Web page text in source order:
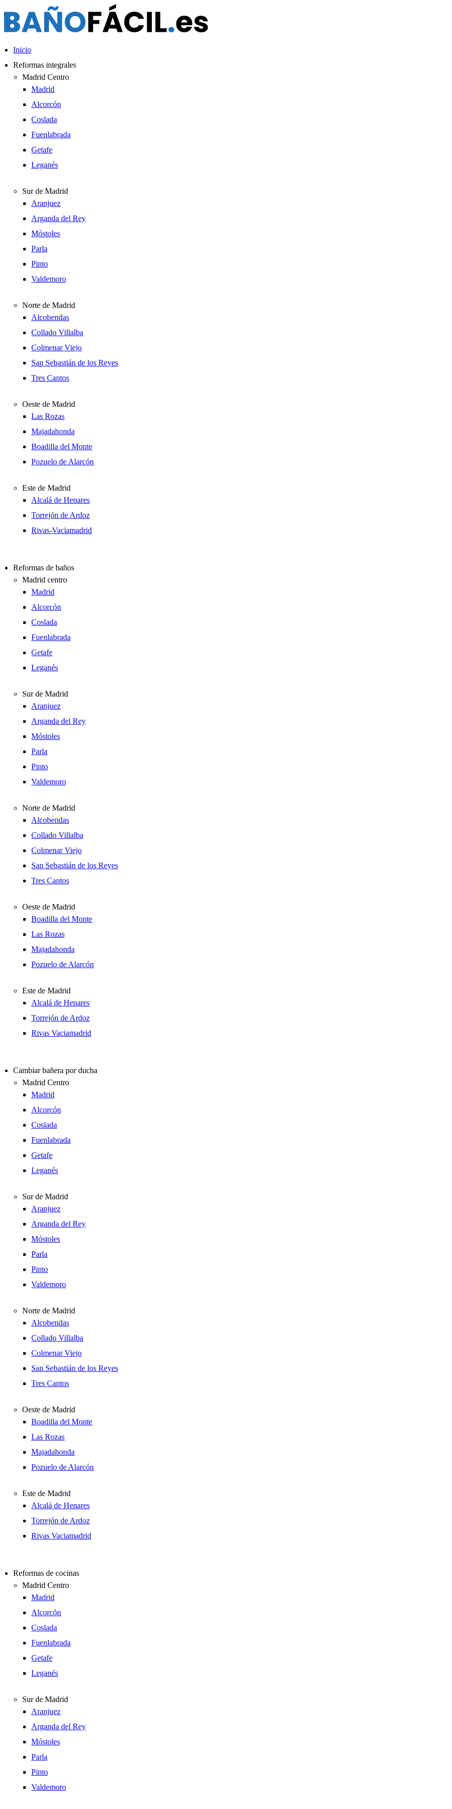
contenido
Inicio
Reformas integrales
Madrid Centro
Madrid
Alcorcón
Coslada
Fuenlabrada
Getafe
Leganés
Sur de Madrid
Aranjuez
Arganda del Rey
Móstoles
Parla
Pinto
Valdemoro
Norte de Madrid
Alcobendas
Collado Villalba
Colmenar Viejo
San Sebastián de los Reyes
Tres Cantos
Oeste de Madrid
Las Rozas
Majadahonda
Boadilla del Monte
Pozuelo de Alarcón
Este de Madrid
Alcalá de Henares
Torrejón de Ardoz
Rivas-Vaciamadrid
Reformas de baños
Madrid centro
Madrid
Alcorcón
Coslada
Fuenlabrada
Getafe
Leganés
Sur de Madrid
Aranjuez
Arganda del Rey
Móstoles
Parla
Pinto
Valdemoro
Norte de Madrid
Alcobendas
Collado Villalba
Colmenar Viejo
San Sebastián de los Reyes
Tres Cantos
Oeste de Madrid
Boadilla del Monte
Las Rozas
Majadahonda
Pozuelo de Alarcón
Este de Madrid
Alcalá de Henares
Torrejón de Ardoz
Rivas Vaciamadrid
Cambiar bañera por ducha
Madrid Centro
Madrid
Alcorcón
Coslada
Fuenlabrada
Getafe
Leganés
Sur de Madrid
Aranjuez
Arganda del Rey
Móstoles
Parla
Pinto
Valdemoro
Norte de Madrid
Alcobendas
Collado Villalba
Colmenar Viejo
San Sebastián de los Reyes
Tres Cantos
Oeste de Madrid
Boadilla del Monte
Las Rozas
Majadahonda
Pozuelo de Alarcón
Este de Madrid
Alcalá de Henares
Torrejón de Ardoz
Rivas Vaciamadrid
Reformas de cocinas
Madrid Centro
Madrid
Alcorcón
Coslada
Fuenlabrada
Getafe
Leganés
Sur de Madrid
Aranjuez
Arganda del Rey
Móstoles
Parla
Pinto
Valdemoro